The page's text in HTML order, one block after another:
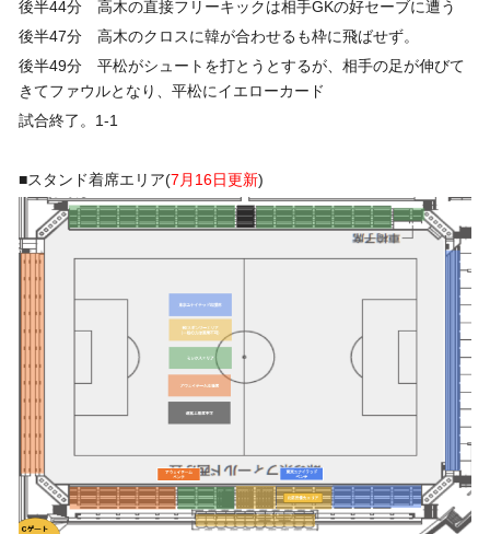
後半44分 高木の直接フリーキックは相手GKの好セーブに遭う
後半47分 高木のクロスに韓が合わせるも枠に飛ばせず。
後半49分 平松がシュートを打とうとするが、相手の足が伸びて
きてファウルとなり、平松にイエローカード
試合終了。1-1
■スタンド着席エリア(7月16日更新)